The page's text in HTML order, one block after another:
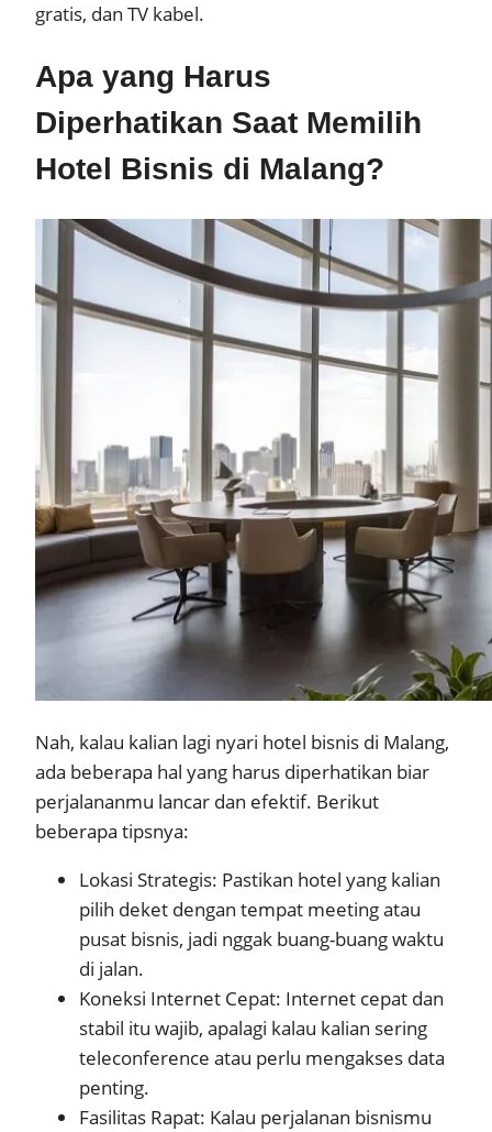
gratis, dan TV kabel.
Apa yang Harus
Diperhatikan Saat Memilih
Hotel Bisnis di Malang?
Nah, kalau kalian lagi nyari hotel bisnis di Malang,
ada beberapa hal yang harus diperhatikan biar
perjalananmu lancar dan efektif. Berikut
beberapa tipsnya:
Lokasi Strategis: Pastikan hotel yang kalian
pilih deket dengan tempat meeting atau
pusat bisnis, jadi nggak buang-buang waktu
di jalan.
Koneksi Internet Cepat: Internet cepat dan
stabil itu wajib, apalagi kalau kalian sering
teleconference atau perlu mengakses data
penting.
Fasilitas Rapat: Kalau perjalanan bisnismu